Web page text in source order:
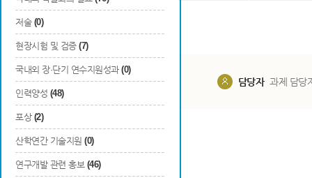
저술 (0)
현장시험 및 검증 (7)
국내외 장·단기 연수지원성과 (0)
인력양성 (48)
포상 (2)
산학연간 기술지원 (0)
연구개발 관련 홍보 (46)
담당부서 해당 사업실 담당자 과제 담당